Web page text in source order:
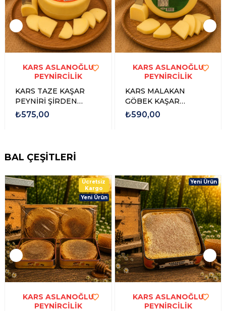
KARS ASLANOĞLU
PEYNİRCİLİK
KARS TAZE KAŞAR
PEYNİRİ ŞİRDEN
MAYALI 1 kg
₺575,00
KARS ASLANOĞLU
PEYNİRCİLİK
KARS MALAKAN
GÖBEK KAŞAR
PEYNİRİ ŞİRDEN
MAYALI 1 KG
₺590,00
BAL ÇEŞİTLERİ
KARS ASLANOĞLU
PEYNİRCİLİK
Ücretsiz
Kargo
Yeni Ürün
KARS ASLANOĞLU
PEYNİRCİLİK
Yeni Ürün